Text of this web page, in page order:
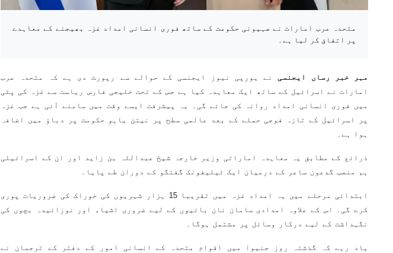
متحدہ عرب امارات نے صہیونی حکومت کے ساتھ فوری انسانی امداد غزہ بھیجنے کے معاہدے
پر اتفاق کر لیا ہے۔
مہر خبر رساں ایجنسینے یورپی نیوز ایجنسی کے حوالے سے رپورٹ دی ہے کہ متحدہ عرب
امارات نے اسرائیل کے ساتھ ایک معاہدہ کیا ہے جس کے تحت خلیجی فارس ریاست سے غزہ کی پٹی
میں فوری انسانی امداد روانہ کی جائے گی۔ یہ پیشرفت ایسے وقت میں سامنے آئی ہے جب غزہ
پر اسرائیل کے تازہ فوجی حملے کے بعد عالمی سطح پر نیتن یاہو حکومت پر دباؤ میں اضافہ
ہوا ہے۔
ذرائع کے مطابق یہ معاہدہ اماراتی وزیر خارجہ شیخ عبداللہ بن زاید اور ان کے اسرائیلی
ہم منصب گدعون ساعر کے درمیان ایک ٹیلیفونک گفتگو کے دوران طے پایا۔
ابتدائی مرحلے میں یہ امداد غزہ میں تقریبا 15 ہزار شہریوں کی خوراک کی ضروریات پوری
کرے گی۔ اس کے علاوہ امدادی سامان نان بائیوں کے لیے ضروری اشیاء اور نوزائیدہ بچوں کی
نگہداشت کے لیے درکار وسائل پر مشتمل ہوگا۔
یاد رہے کہ گذشتہ روز جنیوا میں اقوام متحدہ کے انسانی امور کے دفتر کے ترجمان نے